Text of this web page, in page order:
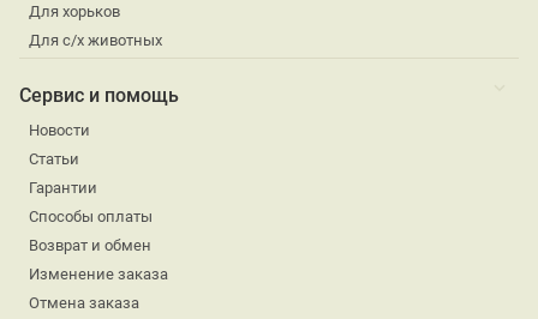
Для хорьков
Для с/х животных
Сервис и помощь
Новости
Статьи
Гарантии
Способы оплаты
Возврат и обмен
Изменение заказа
Отмена заказа